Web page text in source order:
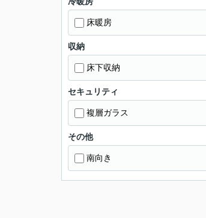
床暖房
収納
床下収納
セキュリティ
複層ガラス
その他
南向き